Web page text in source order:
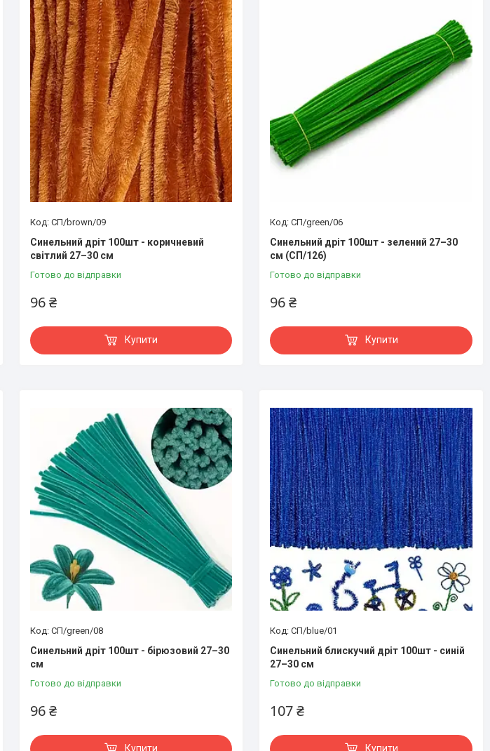
СП/brown/09
Синельний дріт 100шт - коричневий
світлий 27–30 см
Готово до відправки
96 ₴
Купити
СП/green/06
Синельний дріт 100шт - зелений 27–30
см (СП/126)
Готово до відправки
96 ₴
Купити
СП/green/08
Синельний дріт 100шт - бірюзовий 27–30
см
Готово до відправки
96 ₴
Купити
СП/blue/01
Синельний блискучий дріт 100шт - синій
27–30 см
Готово до відправки
107 ₴
Купити